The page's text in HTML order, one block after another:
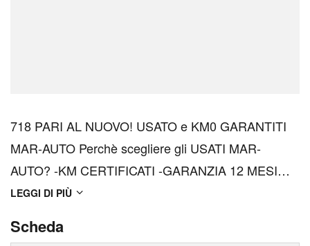
718 PARI AL NUOVO! USATO e KM0 GARANTITI
MAR-AUTO Perchè scegliere gli USATI MAR-
AUTO? -KM CERTIFICATI -GARANZIA 12 MESI
con POSSIBILE ESTENSIONE -OLTRE 100
SANIFICAZIONE DEGLI INTERNI -
LEGGI DI PIÙ
Scheda